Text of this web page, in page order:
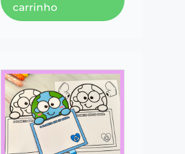
carrinho